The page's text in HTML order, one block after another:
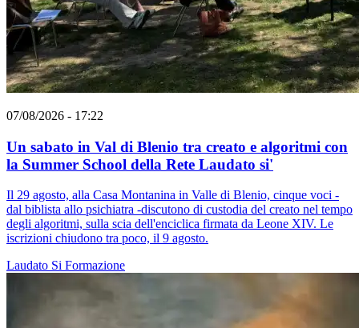
07/08/2026 - 17:22
Un sabato in Val di Blenio tra creato e algoritmi con
la Summer School della Rete Laudato si'
Il 29 agosto, alla Casa Montanina in Valle di Blenio, cinque voci -
dal biblista allo psichiatra -discutono di custodia del creato nel tempo
degli algoritmi, sulla scia dell'enciclica firmata da Leone XIV. Le
iscrizioni chiudono tra poco, il 9 agosto.
Laudato Si Formazione